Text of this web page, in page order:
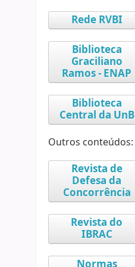
Rede RVBI
Biblioteca
Graciliano
Ramos - ENAP
Biblioteca
Central da UnB
Outros conteúdos:
Revista de
Defesa da
Concorrência
Revista do
IBRAC